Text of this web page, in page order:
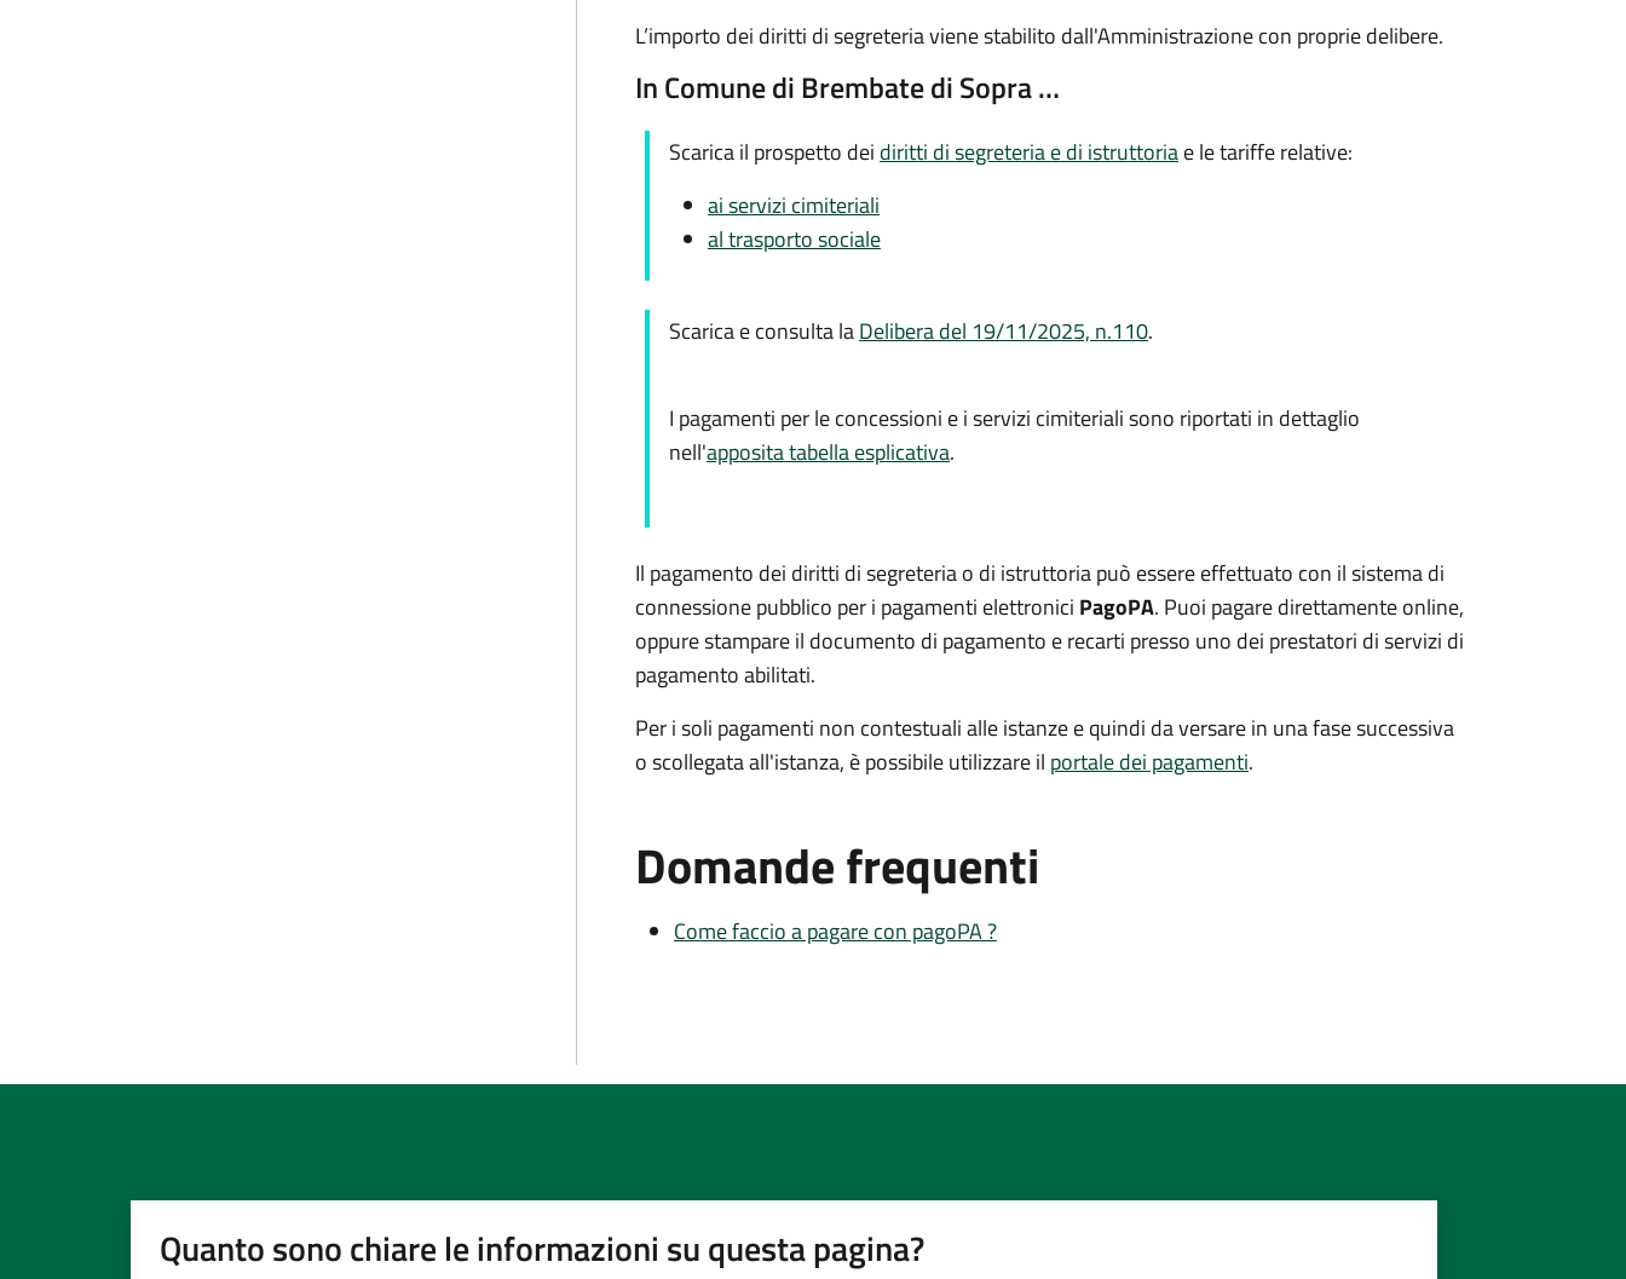
L’importo dei diritti di segreteria viene stabilito dall'Amministrazione con proprie delibere.
In Comune di Brembate di Sopra …
Scarica il prospetto dei diritti di segreteria e di istruttoriae le tariffe relative:
ai servizi cimiteriali
al trasporto sociale
Scarica e consulta laDelibera del 19/11/2025, n.110.
I pagamenti per le concessioni e i servizi cimiteriali sono riportati in dettaglio
nell'apposita tabella esplicativa.
Il pagamento dei diritti di segreteria o di istruttoria può essere effettuato con il sistema di
connessione pubblico per i pagamenti elettronici PagoPA. Puoi pagare direttamente online,
oppure stampare il documento di pagamento e recarti presso uno dei prestatori di servizi di
pagamento abilitati.
Per i soli pagamenti non contestuali alle istanze e quindi da versare in una fase successiva
o scollegata all'istanza, è possibile utilizzare il portale dei pagamenti.
Domande frequenti
Come faccio a pagare con pagoPA ?
Quanto sono chiare le informazioni su questa pagina?